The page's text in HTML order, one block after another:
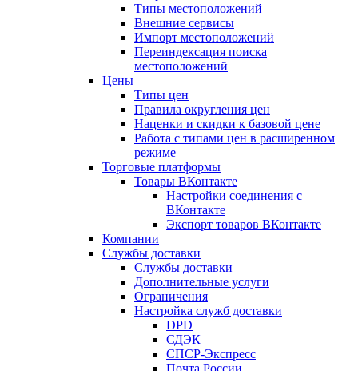
Типы местоположений
Внешние сервисы
Импорт местоположений
Переиндексация поиска
местоположений
Цены
Типы цен
Правила округления цен
Наценки и скидки к базовой цене
Работа с типами цен в расширенном
режиме
Торговые платформы
Товары ВКонтакте
Настройки соединения с
ВКонтакте
Экспорт товаров ВКонтакте
Компании
Службы доставки
Службы доставки
Дополнительные услуги
Ограничения
Настройка служб доставки
DPD
СДЭК
СПСР-Экспресс
Почта России